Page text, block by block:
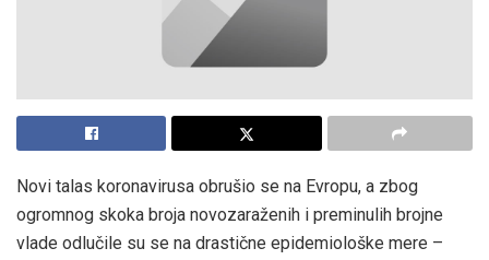
Novi talas koronavirusa obrušio se na Evropu, a zbog
ogromnog skoka broja novozaraženih i preminulih brojne
vlade odlučile su se na drastične epidemiološke mere –